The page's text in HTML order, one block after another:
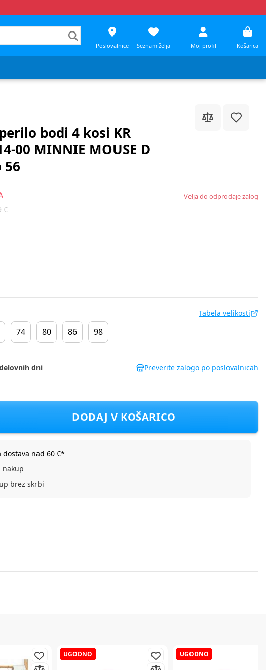
Poslovalnice Seznam želja Moj profil Košarica
bodi 4 kosi KR
00 MINNIE MOUSE D
56
€
Velja do odprodaje zalog
Tabela velikosti
74 80 86 98
dni Preverite zalogo po poslovalnicah
4 kosi KR LCG2802514-00 MINNIE MOUSE D večbarvno 56
DODAJ V KOŠARICO
dostava nad 60 €*
nakup
brez skrbi
UGODNO UGODNO